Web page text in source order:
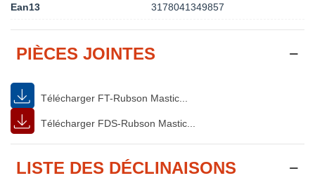
Ean13 3178041349857
PIÈCES JOINTES
Télécharger FT-Rubson Mastic...
Télécharger FDS-Rubson Mastic...
LISTE DES DÉCLINAISONS